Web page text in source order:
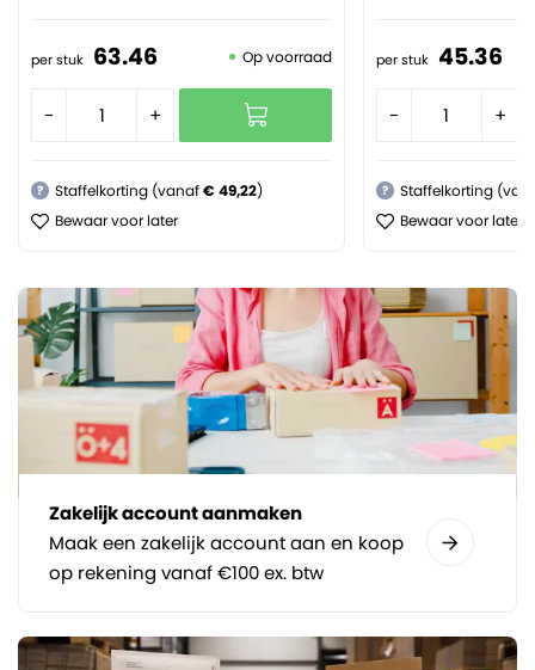
per stuk 63.46 Op voorraad
- +
? Staffelkorting (vanaf€ 49,22)
Bewaar voor later
per stuk 45.36
- +
?
Staffelkorting
Bewaar voor later
Zakelijk account aanmaken
Maak een zakelijk account aan en koop
op rekening vanaf €100 ex. btw